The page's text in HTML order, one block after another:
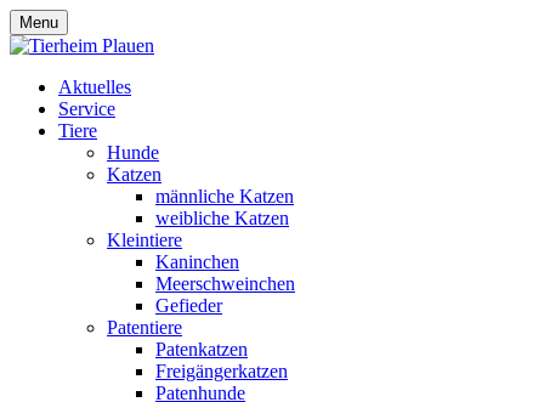
Menu
Aktuelles
Service
Tiere
Hunde
Katzen
männliche Katzen
weibliche Katzen
Kleintiere
Kaninchen
Meerschweinchen
Gefieder
Patentiere
Patenkatzen
Freigängerkatzen
Patenhunde